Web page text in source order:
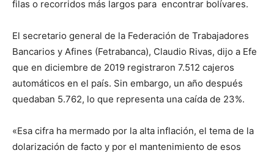
filas o recorridos más largos para encontrar bolívares.
El secretario general de la Federación de Trabajadores
Bancarios y Afines (Fetrabanca), Claudio Rivas, dijo a Efe
que en diciembre de 2019 registraron 7.512 cajeros
automáticos en el país. Sin embargo, un año después
quedaban 5.762, lo que representa una caída de 23%.
«Esa cifra ha mermado por la alta inflación, el tema de la
dolarización de facto y por el mantenimiento de esos